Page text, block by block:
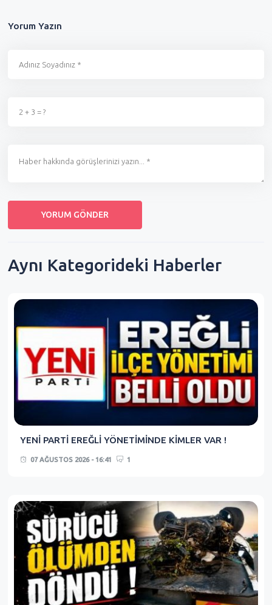
Yorum Yazın
Aynı Kategorideki Haberler
YENİ PARTİ EREĞLİ YÖNETİMİNDE KİMLER VAR !
07 AĞUSTOS 2026 - 16:41 1